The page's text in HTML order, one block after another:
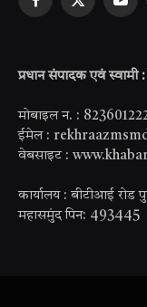
Facebook
X
प्रधान संपादक एवं स्वामी :
मोबाइल न. :
ईमेल :
वेबसाइट :
कार्यालय : बीटीआई रोड
महासमुंद पिन: 493445